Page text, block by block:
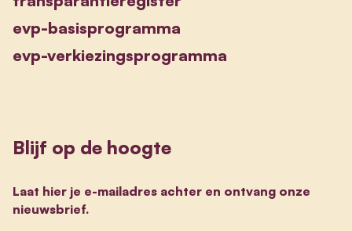
evp-basisprogramma
evp-verkiezingsprogramma
Blijf op de hoogte
Laat hier je e-mailadres achter en ontvang onze
nieuwsbrief.